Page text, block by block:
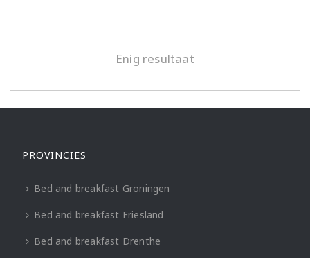
Enig resultaat
PROVINCIES
Bed and breakfast Groningen
Bed and breakfast Friesland
Bed and breakfast Drenthe